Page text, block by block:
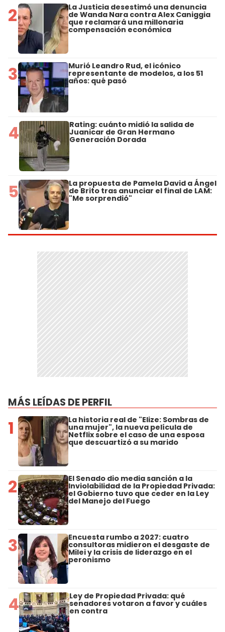
2 La Justicia desestimó una denuncia
de Wanda Nara contra Alex Caniggia
que reclamará una millonaria
compensación económica
3 Murió Leandro Rud, el icónico
representante de modelos, a los 51
años: qué pasó
4 Rating: cuánto midió la salida de
Juanicar de Gran Hermano
Generación Dorada
5 La propuesta de Pamela David a Ángel
de Brito tras anunciar el final de LAM:
"Me sorprendió"
MÁS LEÍDAS DE PERFIL
1 La historia real de "Elize: Sombras de
una mujer", la nueva película de
Netflix sobre el caso de una esposa
que descuartizó a su marido
2 El Senado dio media sanción a la
Inviolabilidad de la Propiedad Privada:
el Gobierno tuvo que ceder en la Ley
del Manejo del Fuego
3 Encuesta rumbo a 2027: cuatro
consultoras midieron el desgaste de
Milei y la crisis de liderazgo en el
peronismo
4 Ley de Propiedad Privada: qué
senadores votaron a favor y cuáles
en contra